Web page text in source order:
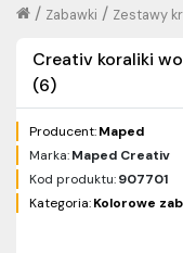
Zestawy
/
Zabawki
/
Creativ koraliki
(6)
Producent:Maped
Marka:Maped Creativ
Kod produktu:907701
Kategoria:Kolorowe